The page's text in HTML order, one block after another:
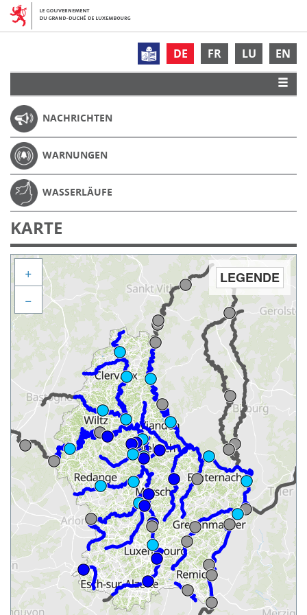
DE FR LU EN
NACHRICHTEN
WARNUNGEN
WASSERLÄUFE
KARTE
LEGENDE
+
−